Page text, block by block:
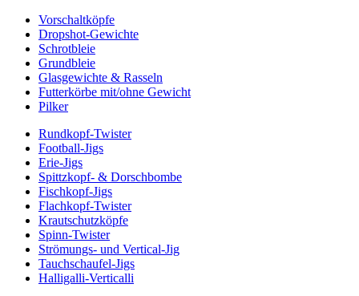
Vorschaltköpfe
Dropshot-Gewichte
Schrotbleie
Grundbleie
Glasgewichte & Rasseln
Futterkörbe mit/ohne Gewicht
Pilker
Rundkopf-Twister
Football-Jigs
Erie-Jigs
Spittzkopf- & Dorschbombe
Fischkopf-Jigs
Flachkopf-Twister
Krautschutzköpfe
Spinn-Twister
Strömungs- und Vertical-Jig
Tauchschaufel-Jigs
Halligalli-Verticalli